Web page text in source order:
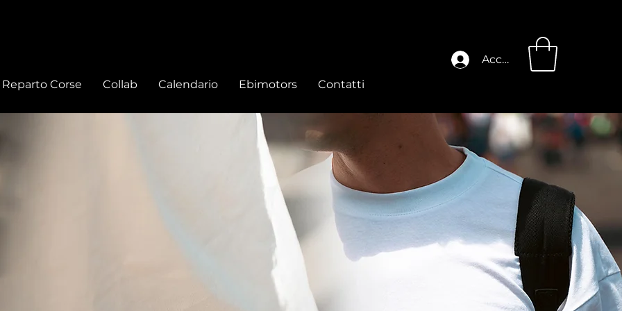
Reparto Corse Collab Calendario Ebimotors Contatti
Accedi